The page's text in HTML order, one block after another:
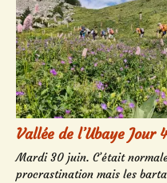
Vallée de l’Ubaye Jour 4
Mardi 30 juin. C’était
procrastination mais les